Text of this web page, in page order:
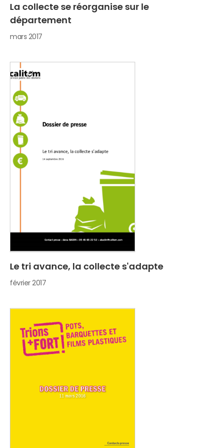
La collecte se réorganise sur le
département
mars 2017
Le tri avance, la collecte s'adapte
février 2017